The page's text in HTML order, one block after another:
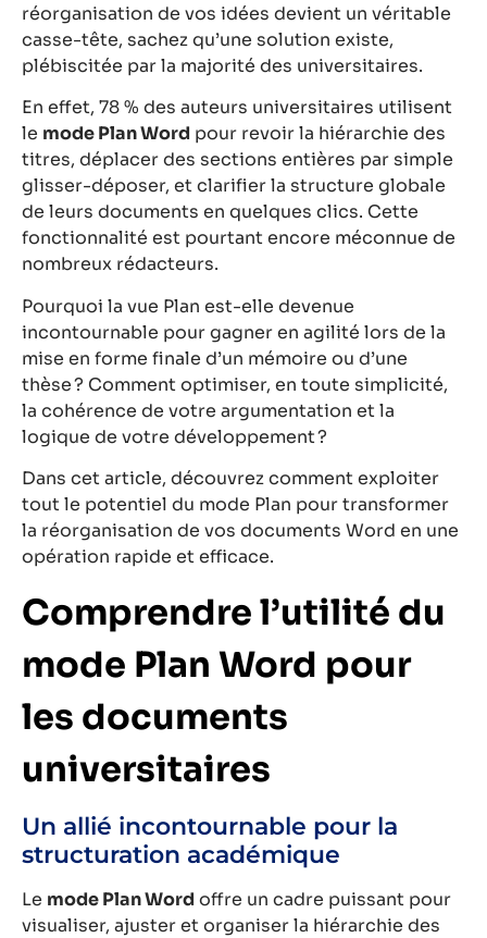
réorganisation de vos idées devient un véritable
casse-tête, sachez qu’une solution existe,
plébiscitée par la majorité des universitaires.
En effet, 78 % des auteurs universitaires utilisent
le mode Plan Word pour revoir la hiérarchie des
titres, déplacer des sections entières par simple
glisser-déposer, et clarifier la structure globale
de leurs documents en quelques clics. Cette
fonctionnalité est pourtant encore méconnue de
nombreux rédacteurs.
Pourquoi la vue Plan est-elle devenue
incontournable pour gagner en agilité lors de la
mise en forme finale d’un mémoire ou d’une
thèse ? Comment optimiser, en toute simplicité,
la cohérence de votre argumentation et la
logique de votre développement ?
Dans cet article, découvrez comment exploiter
tout le potentiel du mode Plan pour transformer
la réorganisation de vos documents Word en une
opération rapide et efficace.
Comprendre l’utilité du
mode Plan Word pour
les documents
universitaires
Un allié incontournable pour la
structuration académique
Le mode Plan Word offre un cadre puissant pour
visualiser, ajuster et organiser la hiérarchie des